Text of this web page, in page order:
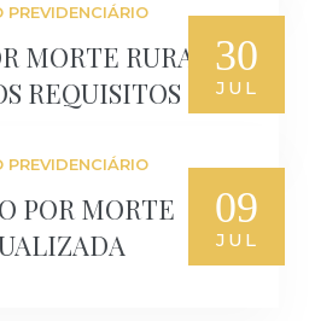
30
JUL
PREVIDENCIÁRIO
MORTE RURAL –
REQUISITOS
09
JUL
PREVIDENCIÁRIO
POR MORTE